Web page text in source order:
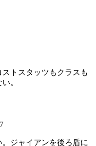
トスタッツもクラスも
。
ジャイアンを後ろ盾に